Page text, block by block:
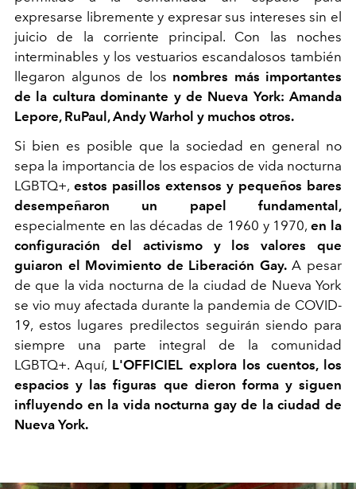
expresarse libremente y expresar sus intereses sin el
juicio de la corriente principal. Con las noches
interminables y los vestuarios escandalosos también
llegaron algunos de los nombres más importantes
de la cultura dominante y de Nueva York: Amanda
Lepore, RuPaul, Andy Warhol y muchos otros.
Si bien es posible que la sociedad en general no
sepa la importancia de los espacios de vida nocturna
LGBTQ+, estos pasillos extensos y pequeños bares
desempeñaron un papel fundamental,
especialmente en las décadas de 1960 y 1970,en la
configuración del activismo y los valores que
guiaron el Movimiento de Liberación Gay.A pesar
de que la vida nocturna de la ciudad de Nueva York
se vio muy afectada durante la pandemia de COVID-
19, estos lugares predilectos seguirán siendo para
siempre una parte integral de la comunidad
LGBTQ+. Aquí, L'OFFICIEL explora los cuentos, los
espacios y las figuras que dieron forma y siguen
influyendo en la vida nocturna gay de la ciudad de
Nueva York.